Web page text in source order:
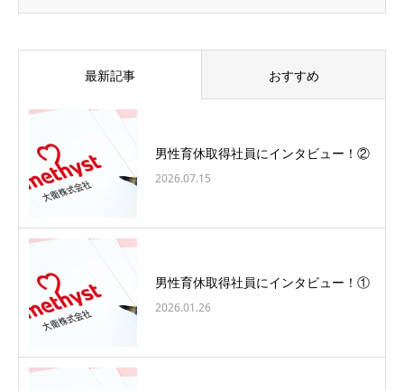
最新記事 おすすめ
男性育休取得社員にインタビュー！②
2026.07.15
男性育休取得社員にインタビュー！①
2026.01.26